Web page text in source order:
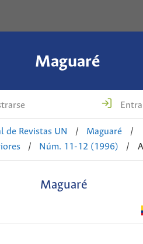
Maguaré
de Revistas UN / Maguaré
/
/ Núm. 11-12 (1996) /
Maguaré